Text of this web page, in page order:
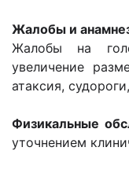
Жалобы и
Жалобы на
увеличение
атаксия,
Физикальные
уточнением